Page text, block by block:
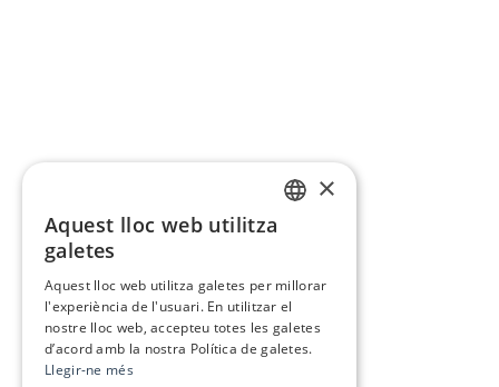
×
Aquest lloc web utilitza
galetes
Aquest lloc web utilitza galetes per millorar
l'experiència de l'usuari. En utilitzar el
nostre lloc web, accepteu totes les galetes
d’acord amb la nostra Política de galetes.
Llegir-ne més